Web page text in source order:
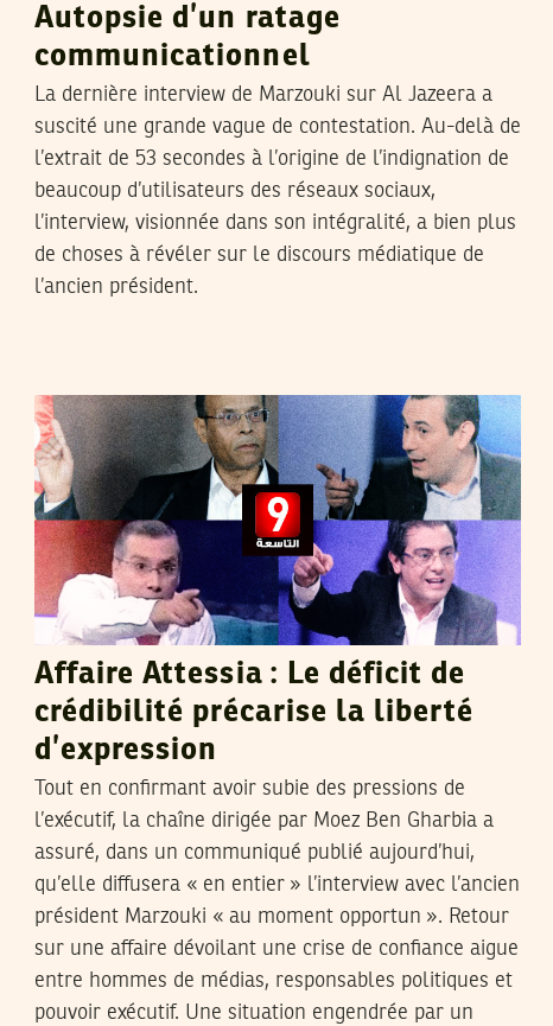
Autopsie d’un ratage
communicationnel
La dernière interview de Marzouki sur Al Jazeera a
suscité une grande vague de contestation. Au-delà de
l’extrait de 53 secondes à l’origine de l’indignation de
beaucoup d’utilisateurs des réseaux sociaux,
l’interview, visionnée dans son intégralité, a bien plus
de choses à révéler sur le discours médiatique de
l’ancien président.
Affaire Attessia : Le déficit de
crédibilité précarise la liberté
d’expression
Tout en confirmant avoir subie des pressions de
l’exécutif, la chaîne dirigée par Moez Ben Gharbia a
assuré, dans un communiqué publié aujourd’hui,
qu’elle diffusera « en entier » l’interview avec l’ancien
président Marzouki « au moment opportun ». Retour
sur une affaire dévoilant une crise de confiance aigue
entre hommes de médias, responsables politiques et
pouvoir exécutif. Une situation engendrée par un